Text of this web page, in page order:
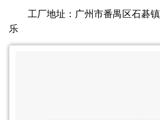
工厂地址：广州市番禺区石碁
乐